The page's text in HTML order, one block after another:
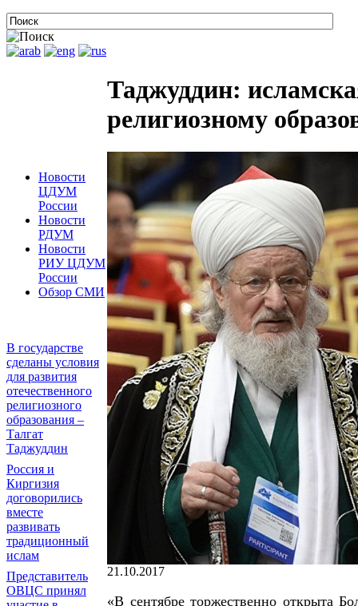
Новости
ЦДУМ
России
Новости
РДУМ
Новости
РИУ ЦДУМ
России
Обзор СМИ
В государстве
сделаны условия
для развития
отечественного
религиозного
образования –
Талгат
Таджуддин
Россия и
Киргизия
договорились
вместе
развивать
традиционный
ислам
Представитель
ОВЦС принял
Таджуддин:
религиозному
21.10.2017
«В сентябре торжественно открыта